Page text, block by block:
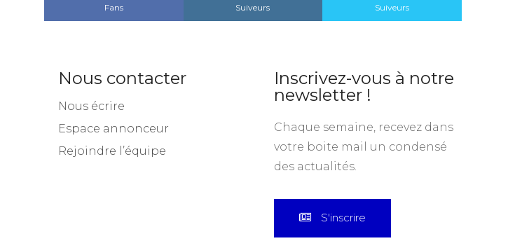
Fans
Suiveurs
Suiveurs
Nous contacter
Nous écrire
Espace annonceur
Rejoindre l’équipe
Inscrivez-vous à notre
newsletter !
Chaque semaine, recevez dans
votre boite mail un condensé
des actualités.
S'inscrire